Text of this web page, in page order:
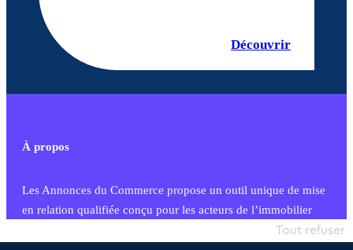
Découvrir
À propos
Les Annonces du Commerce propose un outil unique de mise
en relation qualifiée conçu pour les acteurs de l’immobilier
commercial et les collectivités territoriales, simple et intégrant
Tout refuser